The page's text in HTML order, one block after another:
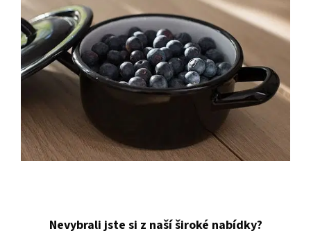
Nevybrali jste si z naší široké nabídky?